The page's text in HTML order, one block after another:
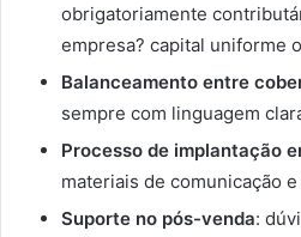
obrigatoriamente
empresa? capital uniforme
Balanceamento entre
sempre com linguagem
Processo de implantação
materiais de comunicação
Suporte no pós-venda: